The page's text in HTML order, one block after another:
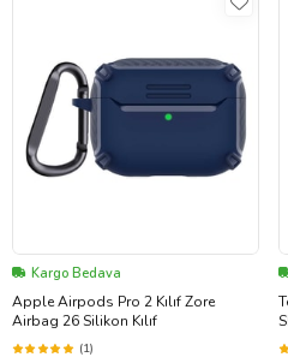
Kargo Bedava
Apple Airpods Pro 2 Kılıf Zore
Airbag 26 Silikon Kılıf
(1)